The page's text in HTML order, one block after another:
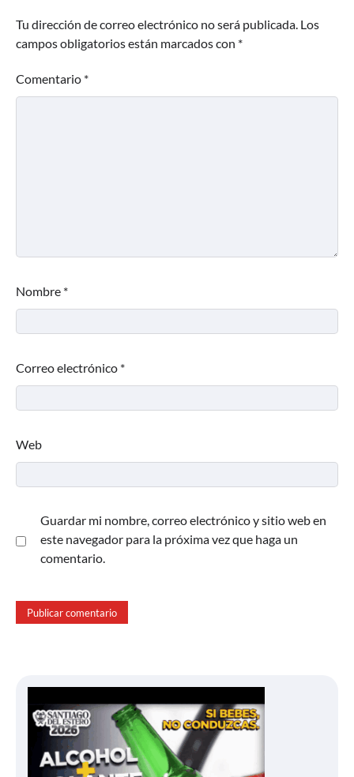
Tu dirección de correo electrónico no será publicada. Los
campos obligatorios están marcados con *
Comentario *
Nombre *
Correo electrónico *
Web
Guardar mi nombre, correo electrónico y sitio web en
este navegador para la próxima vez que haga un
comentario.